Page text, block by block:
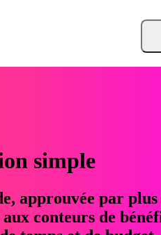
simple
approuvée par plus
conteurs de